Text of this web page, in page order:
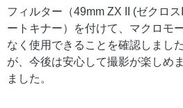
フィルター（49mm ZX II (ゼクロ
ートキナー）を付けて、マクロモ
なく使用できることを確認しまし
が、今後は安心して撮影が楽しめ
ました。